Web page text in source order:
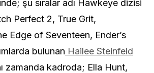
şu sıralar adı Hawkeye dizisi
Perfect 2, True Grit,
Edge of Seventeen, Ender’s
bulunan Hailee Steinfeld
zamanda kadroda; Ella Hunt,